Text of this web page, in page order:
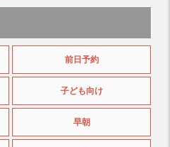
前日予約
子ども向け
早朝